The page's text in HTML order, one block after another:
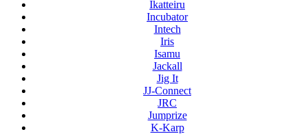
Ikatteiru
Incubator
Intech
Iris
Isamu
Jackall
Jig It
JJ-Connect
JRC
Jumprize
K-Karp